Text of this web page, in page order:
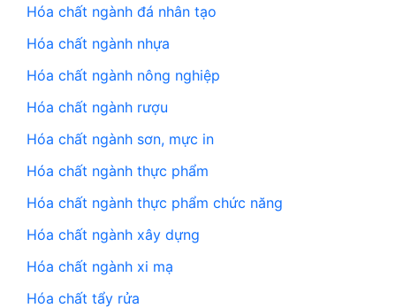
Hóa chất ngành đá nhân tạo
Hóa chất ngành nhựa
Hóa chất ngành nông nghiệp
Hóa chất ngành rượu
Hóa chất ngành sơn, mực in
Hóa chất ngành thực phẩm
Hóa chất ngành thực phẩm chức năng
Hóa chất ngành xây dựng
Hóa chất ngành xi mạ
Hóa chất tẩy rửa